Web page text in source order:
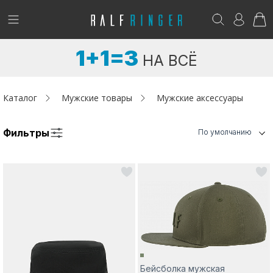
!
Женщинам
Акции / Новости
Адреса магазинов
Возникли вопросы? - club@ralf.ru
1+1=3 НА ВСЁ
Каталог Мужские товары Мужские аксессуары
Фильтры По умолчанию
Бейсболка мужская